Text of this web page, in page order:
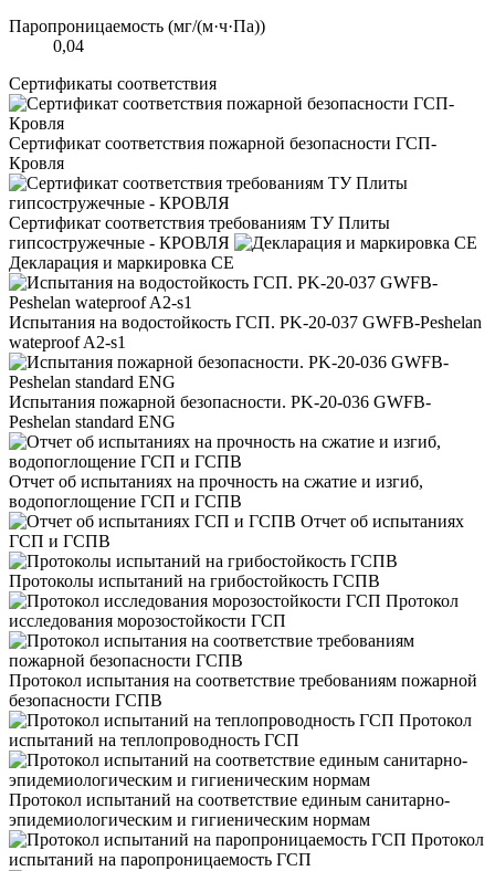
Паропроницаемость (мг/(м·ч·Па))
0,04
Сертификаты соответствия
Сертификат соответствия пожарной безопасности ГСП-
Кровля
Сертификат соответствия требованиям ТУ Плиты
гипсостружечные - КРОВЛЯ
Декларация и маркировка CE
Испытания на водостойкость ГСП. PK-20-037 GWFB-Peshelan
wateproof A2-s1
Испытания пожарной безопасности. PK-20-036 GWFB-
Peshelan standard ENG
Отчет об испытаниях на прочность на сжатие и изгиб,
водопоглощение ГСП и ГСПВ
Отчет об испытаниях
ГСП и ГСПВ
Протоколы испытаний на грибостойкость ГСПВ
Протокол
исследования морозостойкости ГСП
Протокол испытания на соответствие требованиям пожарной
безопасности ГСПВ
Протокол
испытаний на теплопроводность ГСП
Протокол испытаний на соответствие единым санитарно-
эпидемиологическим и гигиеническим нормам
Протокол
испытаний на паропроницаемость ГСП